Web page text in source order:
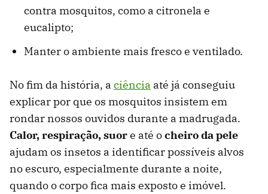
contra mosquitos, como a citronela e
eucalipto;
Manter o ambiente mais fresco e ventilado.
No fim da história, a ciência até já conseguiu
explicar por que os mosquitos insistem em
rondar nossos ouvidos durante a madrugada.
Calor, respiração, suore até ocheiro da pele
ajudam os insetos a identificar possíveis alvos
no escuro, especialmente durante a noite,
quando o corpo fica mais exposto e imóvel.